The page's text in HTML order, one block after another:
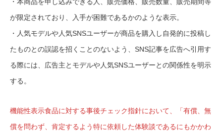
が限定されており、入手が困難であるかのような表示。
・人気モデルや人気SNSユーザーが商品を購入し自発的に投稿し
たものとの誤認を招くことのないよう、SNS記事を広告へ引用す
る際には、広告主とモデルや人気SNSユーザーとの関係性を明示
する。
機能性表示食品に対する事後チェック指針において、「有償、無
償を問わず、肯定するよう特に依頼した体験談であるにもかかわ